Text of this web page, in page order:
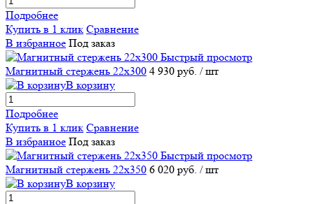
Подробнее
Купить в 1 клик Сравнение
В избранное Под заказ
Быстрый просмотр
Магнитный стержень 22х300 4 930 руб. / шт
В корзину
Подробнее
Купить в 1 клик Сравнение
В избранное Под заказ
Быстрый просмотр
Магнитный стержень 22х350 6 020 руб. / шт
В корзину